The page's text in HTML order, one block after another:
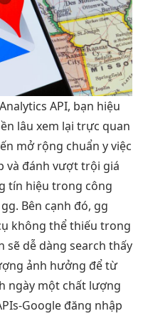
Analytics API, bạn hiệu
lâu xem lại trực quan
mở rộng chuẩn y việc
và đánh vượt trội giá
tín hiệu trong công
Bên cạnh đó, gg
không thể thiếu trong
sẽ dễ dàng search thấy
ảnh hưởng để từ
ngày một chất lượng
Google đăng nhập